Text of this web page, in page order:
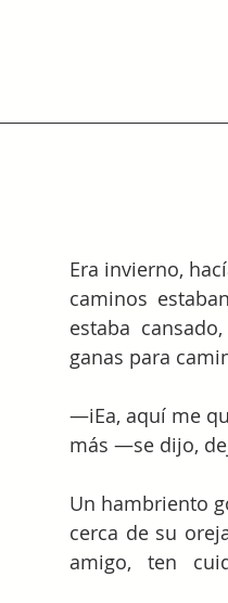
Era invierno,
caminos
estaba
ganas para
—iEa, aquí me
más —se dijo,
Un hambriento
cerca de su
amigo, ten